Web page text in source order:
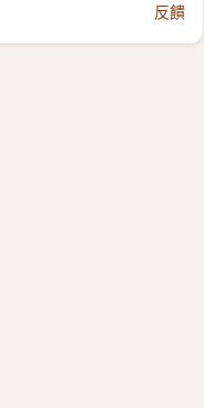
反饋